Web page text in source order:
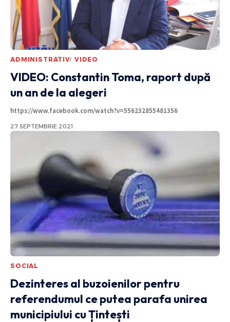
ADMINISTRATIV VIDEO
VIDEO: Constantin Toma, raport după
un an de la alegeri
https://www.facebook.com/watch?v=556232855481356
27 SEPTEMBRIE 2021
SOCIAL
Dezinteres al buzoienilor pentru
referendumul ce putea parafa unirea
municipiului cu Țintești